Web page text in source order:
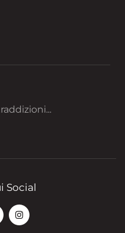
Social